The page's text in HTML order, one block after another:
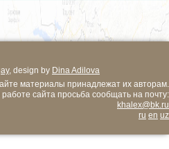
, design by Dina Adilova
материалы принадлежат их авторам.
сайта просьба сообщать на почту:
khalex@bk.ru
ru en uz